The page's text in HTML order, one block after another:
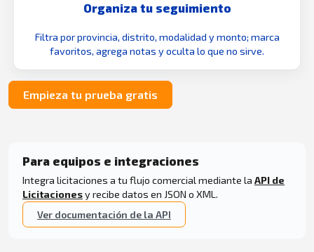
Organiza tu seguimiento
Filtra por provincia, distrito, modalidad y monto; marca
favoritos, agrega notas y oculta lo que no sirve.
Empieza tu prueba gratis
Para equipos e integraciones
Integra licitaciones a tu flujo comercial mediante la API de
Licitacionesy recibe datos en JSON o XML.
Ver documentación de la API